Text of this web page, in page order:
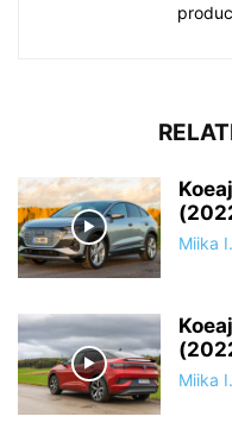
Miika I.
Miika I.